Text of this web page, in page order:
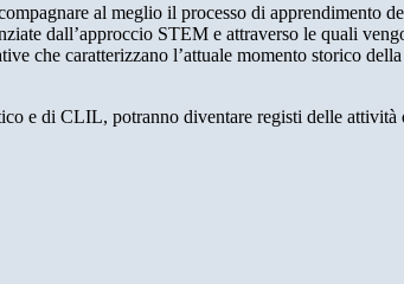
al meglio il processo di apprendimento
dall’approccio STEM e attraverso le quali
che caratterizzano l’attuale momento storico
e di CLIL, potranno diventare registi delle attività